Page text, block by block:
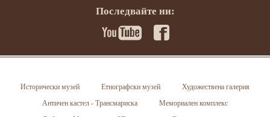
Последвайте ни:
Исторически музей Етнографски музей
Художествена галерия
Античен кастел - Трансмариска
Мемориален комплекс